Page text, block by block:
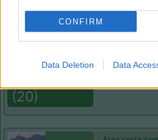
CONFIRM
Data Deletion Data
9.5
(20)
Area di sosta